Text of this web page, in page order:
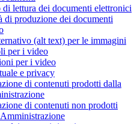
di lettura dei documenti elettronici
di produzione dei documenti
(alt text) per le immagini
per i video
per i video
e privacy
di contenuti prodotti dalla
di contenuti non prodotti